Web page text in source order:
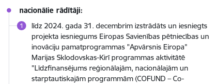
nacionālie rādītāji:
līdz 2024. gada 31. decembrim izstrādāts un iesniegts
projekta iesniegums Eiropas Savienības pētniecības un
inovāciju pamatprogrammas "Apvārsnis Eiropa"
Marijas Sklodovskas-Kirī programmas aktivitātē
"Līdzfinansējums reģionālajām, nacionālajām un
starptautiskajām programmām (COFUND – Co-